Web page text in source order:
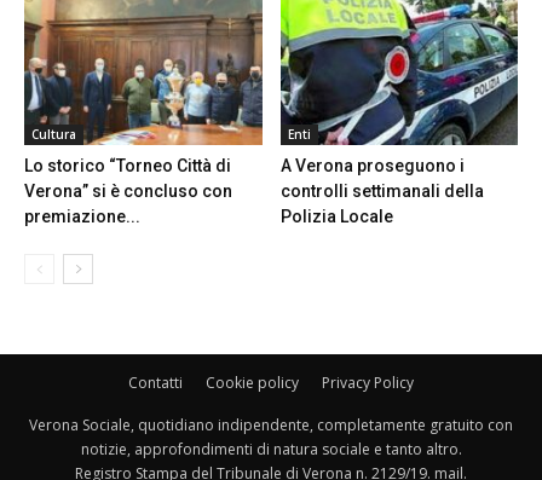
Cultura
Lo storico “Torneo Città di
Verona” si è concluso con
premiazione...
Enti
A Verona proseguono i
controlli settimanali della
Polizia Locale
Contatti Cookie policy Privacy Policy
Verona Sociale, quotidiano indipendente, completamente gratuito con
notizie, approfondimenti di natura sociale e tanto altro.
Registro Stampa del Tribunale di Verona n. 2129/19. mail.